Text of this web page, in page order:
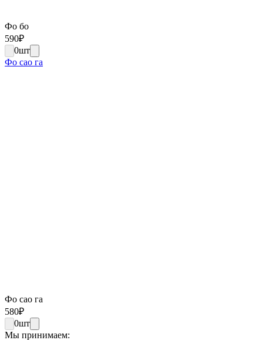
Фо бо
590₽
0шт
Фо сао га
Фо сао га
580₽
0шт
Мы принимаем: